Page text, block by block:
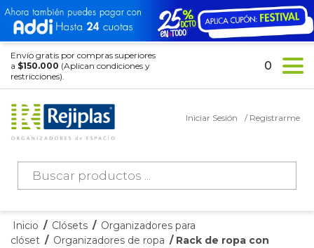
Envío gratis por compras superiores
a $150.000 (Aplican condiciones y
restricciones).
Búsqueda
productos
Iniciar Sesión / Registrarme
0
Inicio / Clósets / Organizadores para
clóset / Organizadores de ropa / Rack de ropa con